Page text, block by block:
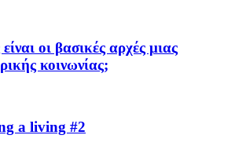
οι βασικές αρχές μιας
κοινωνίας;
a living #2